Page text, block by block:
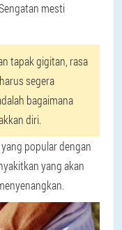
mesti
tapak gigitan, rasa
segera
bagaimana
diri.
popular dengan
yang akan